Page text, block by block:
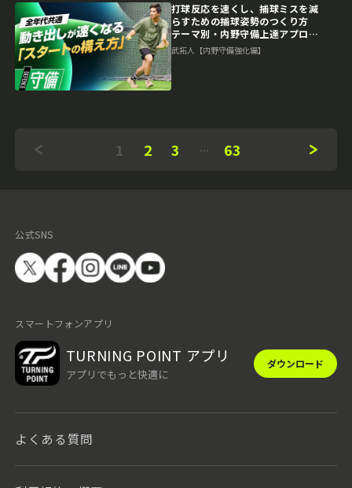
打球反応を速くし、捕球ミスを減
らすための捕球姿勢のつくり方
テーマ別・内野守備上達アプロー
チ
武拓人【内野守備強化編】
1 2 3 63
公式SNS
スマートフォンアプリ
TURNING POINT アプリ
アプリでもっと快適に
ダウンロード
よくある質問